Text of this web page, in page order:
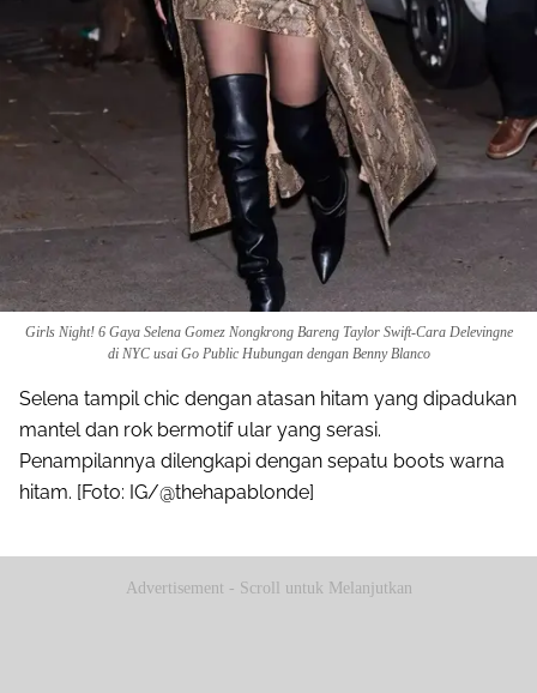
Girls Night! 6 Gaya Selena Gomez Nongkrong Bareng Taylor Swift-Cara Delevingne
di NYC usai Go Public Hubungan dengan Benny Blanco
Selena tampil chic dengan atasan hitam yang dipadukan
mantel dan rok bermotif ular yang serasi.
Penampilannya dilengkapi dengan sepatu boots warna
hitam. [Foto: IG/@thehapablonde]
Advertisement - Scroll untuk Melanjutkan